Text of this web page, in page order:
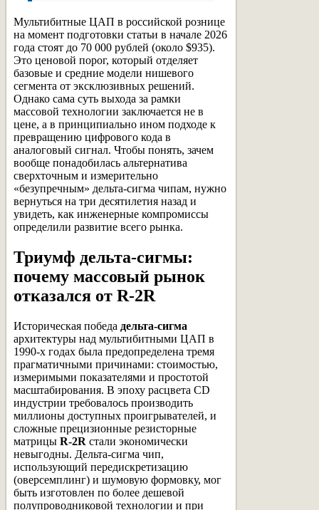
Мультибитные ЦАП в российской рознице
на момент подготовки статьи в начале 2026
года стоят до 70 000 рублей (около $935).
Это ценовой порог, который отделяет
базовые и средние модели нишевого
сегмента от эксклюзивных решений.
Однако сама суть выхода за рамки
массовой технологии заключается не в
цене, а в принципиально ином подходе к
превращению цифрового кода в
аналоговый сигнал. Чтобы понять, зачем
вообще понадобилась альтернатива
сверхточным и измерительно
«безупречным» дельта-сигма чипам, нужно
вернуться на три десятилетия назад и
увидеть, как инженерные компромиссы
определили развитие всего рынка.
Триумф дельта-сигмы:
почему массовый рынок
отказался от R-2R
Историческая победа дельта-сигма
архитектуры над мультибитными ЦАП в
1990-х годах была предопределена тремя
прагматичными причинами: стоимостью,
измеримыми показателями и простотой
масштабирования. В эпоху расцвета CD
индустрии требовалось производить
миллионы доступных проигрывателей, и
сложные прецизионные резисторные
матрицы R-2R стали экономически
невыгодны. Дельта-сигма чип,
использующий передискретизацию
(оверсемплинг) и шумовую формовку, мог
быть изготовлен по более дешевой
полупроводниковой технологии и при